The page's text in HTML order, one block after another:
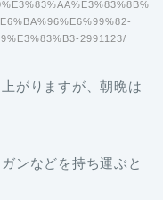
2991123/
がりますが、朝晩は
ンなどを持ち運ぶと